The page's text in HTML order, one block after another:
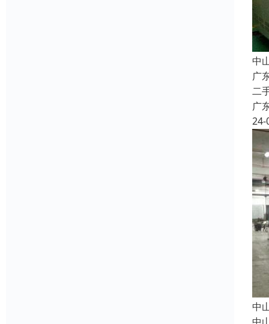
中
广
二
广
24-
中